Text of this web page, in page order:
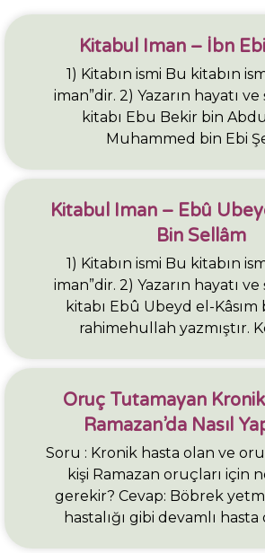
Kitabul Iman – İbn
1) Kitabın ismi Bu kitabın
iman”dir. 2) Yazarın hayatı
kitabı Ebu Bekir bin
Muhammed bin Ebi
Kitabul Iman – Ebû
Bin Sellâm
1) Kitabın ismi Bu kitabın
iman”dir. 2) Yazarın hayatı
kitabı Ebû Ubeyd el-Kâsım
rahimehullah yazmıştır.
Oruç Tutamayan
Ramazan’da Nasıl
Soru : Kronik hasta olan ve
kişi Ramazan oruçları için
gerekir? Cevap: Böbrek
hastalığı gibi devamlı